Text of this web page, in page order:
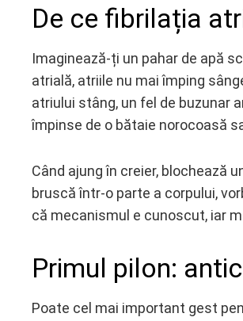
De ce fibrilația
Imaginează-ți un pahar de apă
atrială, atriile nu mai împing
atriului stâng, un fel de buzunar
împinse de o bătaie norocoasă
Când ajung în creier, blochează
bruscă într-o parte a corpului,
că mecanismul e cunoscut, iar
Primul pilon:
Poate cel mai important gest